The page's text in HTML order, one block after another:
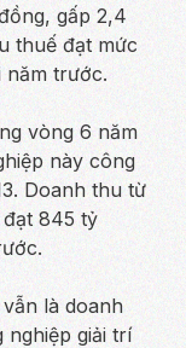
gấp 2,4
thuế đạt mức
năm trước.
vòng 6 năm
này công
Doanh thu từ
845 tỷ
là doanh
nghiệp giải trí